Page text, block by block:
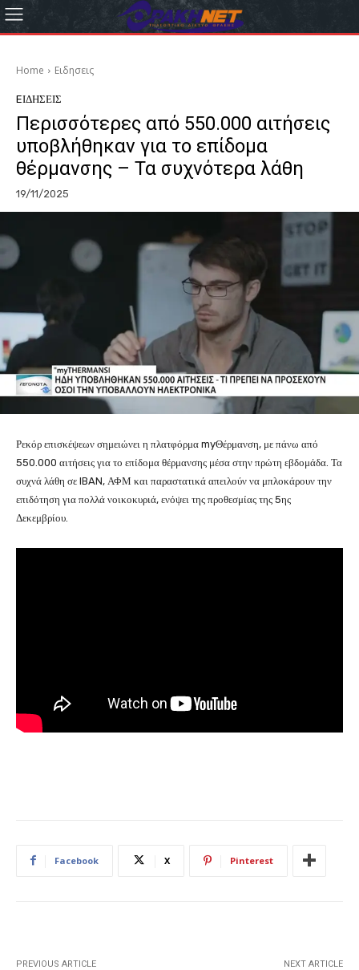
Home Eιδησεις
EΙΔΗΣΕΙΣ
Περισσότερες από 550.000 αιτήσεις
υποβλήθηκαν για το επίδομα
θέρμανσης – Τα συχνότερα λάθη
19/11/2025
Ρεκόρ επισκέψεων σημειώνει η πλατφόρμα myΘέρμανση, με πάνω από
550.000 αιτήσεις για το επίδομα θέρμανσης μέσα στην πρώτη εβδομάδα. Τα
συχνά λάθη σε IBAN, ΑΦΜ και παραστατικά απειλούν να μπλοκάρουν την
επιδότηση για πολλά νοικοκυριά, ενόψει της προθεσμίας της 5ης
Δεκεμβρίου.
Facebook X Pinterest
PREVIOUS ARTICLE NEXT ARTICLE